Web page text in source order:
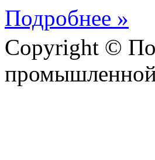
Подробнее »
Copyright ©